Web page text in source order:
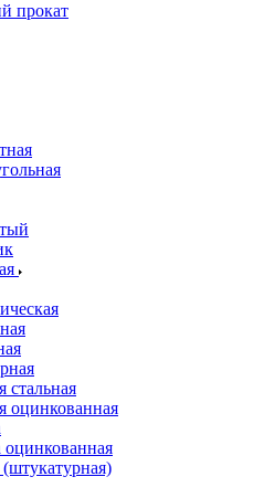
прокат
стальная
оцинкованная
оцинкованная